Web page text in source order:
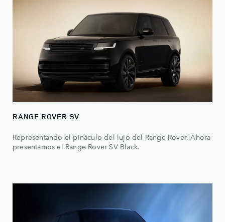
RANGE ROVER SV
Representando el pináculo del lujo del Range Rover. Ahora
presentamos el Range Rover SV Black.